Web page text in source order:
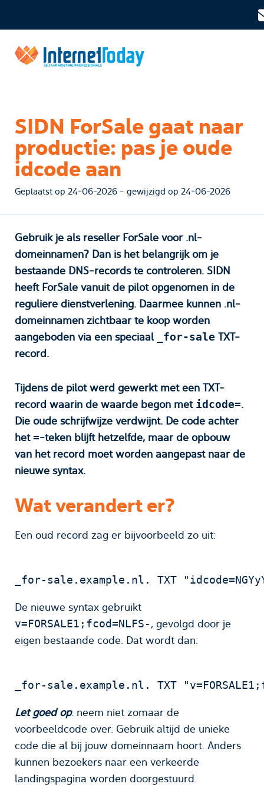
SIDN ForSale gaat naar
productie: pas je oude
idcode aan
Geplaatst op 24-06-2026 - gewijzigd op 24-06-2026
Gebruik je als reseller ForSale voor .nl-
domeinnamen? Dan is het belangrijk om je
bestaande DNS-records te controleren. SIDN
heeft ForSale vanuit de pilot opgenomen in de
reguliere dienstverlening. Daarmee kunnen .nl-
domeinnamen zichtbaar te koop worden
aangeboden via een speciaal
_for-sale TXT-
record.
Tijdens de pilot werd gewerkt met een TXT-
record waarin de waarde begon met idcode=.
Die oude schrijfwijze verdwijnt. De code achter
het=-teken blijft hetzelfde, maar de opbouw
van het record moet worden aangepast naar de
nieuwe syntax.
Wat verandert er?
Een oud record zag er bijvoorbeeld zo uit:
_for-sale.example.nl. TXT
De nieuwe syntax gebruikt
v=FORSALE1;fcod=NLFS-, gevolgd door je
eigen bestaande code. Dat wordt dan:
_for-sale.example.nl. TXT
Let goed op: neem niet zomaar de
voorbeeldcode over. Gebruik altijd de unieke
code die al bij jouw domeinnaam hoort. Anders
kunnen bezoekers naar een verkeerde
landingspagina worden doorgestuurd.